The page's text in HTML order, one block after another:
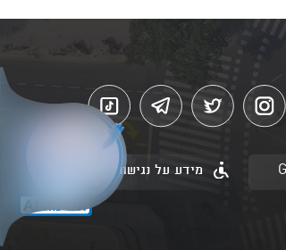
מידע על נגישות